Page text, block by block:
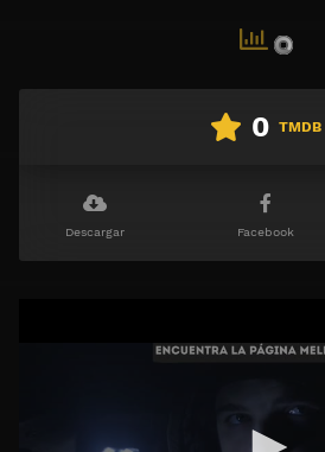
0 TMDB
Descargar Facebook